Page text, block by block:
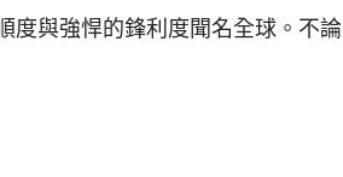
度與強悍的鋒利度聞名全球。不論